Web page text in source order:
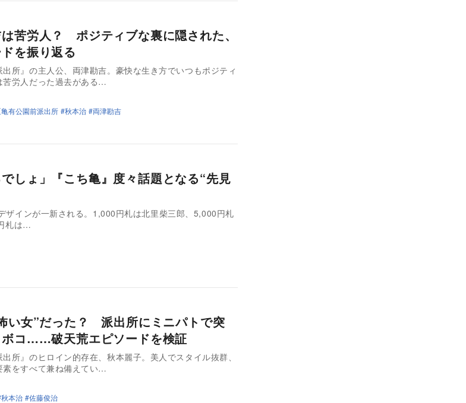
は苦労人？ ポジティブな裏に隠された、
を振り返る
出所』の主人公、両津勘吉。豪快な生き方でいつもポジティ
苦労人だった過去がある…
有公園前派出所 秋本治 両津勘吉
でしょ」『こち亀』度々話題となる“先見
ザインが一新される。1,000円札は北里柴三郎、5,000円札
札は…
い女”だった？ 派出所にミニパトで突
ボコ……破天荒エピソードを検証
所』のヒロイン的存在、秋本麗子。美人でスタイル抜群、
素をすべて兼ね備えてい…
秋本治 佐藤俊治